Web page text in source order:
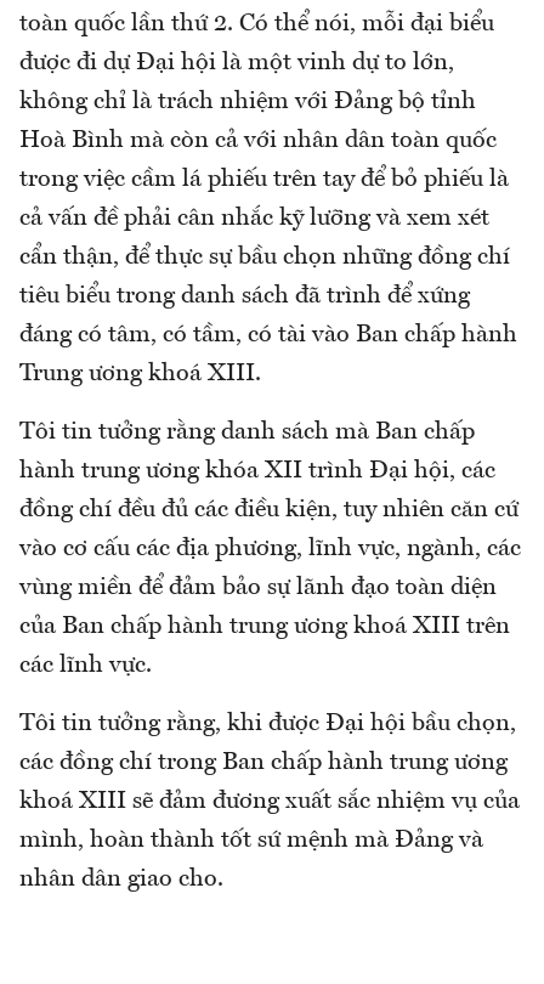
toàn quốc lần thứ 2. Có thể nói, mỗi đại biểu
được đi dự Đại hội là một vinh dự to lớn,
không chỉ là trách nhiệm với Đảng bộ tỉnh
Hoà Bình mà còn cả với nhân dân toàn quốc
trong việc cầm lá phiếu trên tay để bỏ phiếu là
cả vấn đề phải cân nhắc kỹ lưỡng và xem xét
cẩn thận, để thực sự bầu chọn những đồng chí
tiêu biểu trong danh sách đã trình để xứng
đáng có tâm, có tầm, có tài vào Ban chấp hành
Trung ương khoá XIII.
Tôi tin tưởng rằng danh sách mà Ban chấp
hành trung ương khóa XII trình Đại hội, các
đồng chí đều đủ các điều kiện, tuy nhiên căn cứ
vào cơ cấu các địa phương, lĩnh vực, ngành, các
vùng miền để đảm bảo sự lãnh đạo toàn diện
của Ban chấp hành trung ương khoá XIII trên
các lĩnh vực.
Tôi tin tưởng rằng, khi được Đại hội bầu chọn,
các đồng chí trong Ban chấp hành trung ương
khoá XIII sẽ đảm đương xuất sắc nhiệm vụ của
mình, hoàn thành tốt sứ mệnh mà Đảng và
nhân dân giao cho.